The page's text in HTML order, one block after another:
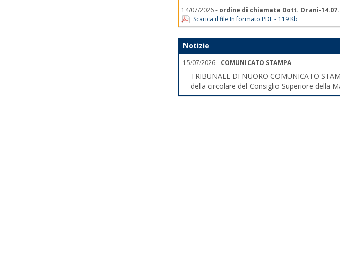
14/07/2026 - ordine di chiamata Dott. Orani-
Scarica il file In formato PDF - 119 Kb
Notizie
15/07/2026 - COMUNICATO STAMPA
TRIBUNALE DI NUORO COMUNICATO
della circolare del Consiglio Superiore della